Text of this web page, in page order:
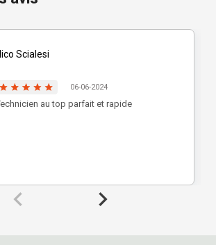
Scialesi
06-06-2024
au top parfait et rapide